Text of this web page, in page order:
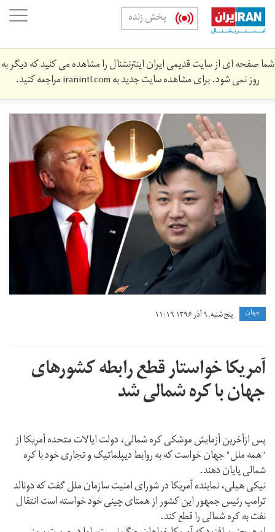
Skip
main
content
پخش زنده
شما صفحه ای از سایت قدیمی ایران اینترنشنال را مشاهده می کنید که دیگر به
روز نمی شود. برای مشاهده سایت جدید بهiranintl.comمراجعه کنید.
untitled-
1.jpg
جهان پنج شنبه, ۹ آذر ۱۳۹۶ ۱۱:۱۹
آمریکا خواستار قطع رابطه کشورهای
جهان با کره شمالی شد
پس ازآخرین آزمایش موشکی کره شمالی، دولت ایالات متحده آمریکا از
"همه ملل" جهان خواست که به روابط دیپلماتیک و تجاری خود با کره
شمالی پایان دهند.
نیکی هیلی، نماینده آمریکا در شورای امنیت سازمان ملل گفت که دونالد
ترامپ رئیس جمهور این کشور از همتای چینی خود خواسته است انتقال
نفت به کره شمالی را قطع کند.